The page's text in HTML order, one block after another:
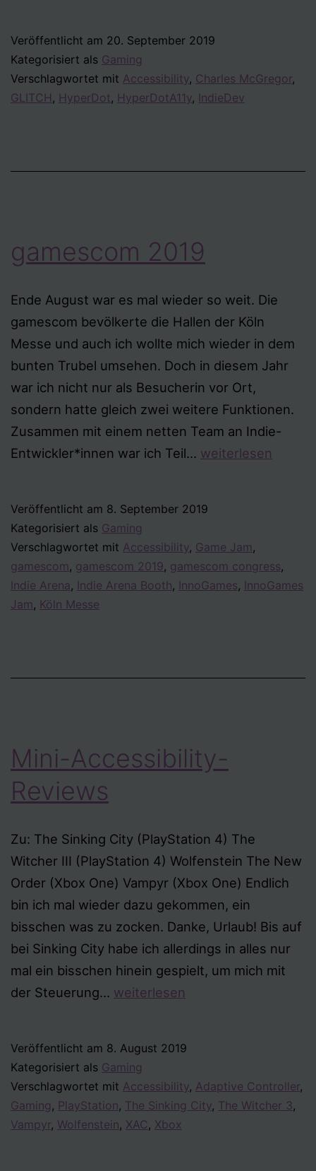
Veröffentlicht am 20. September 2019
Kategorisiert als Gaming
Verschlagwortet mit Accessibility, Charles McGregor,
GLITCH, HyperDot, HyperDotA11y, IndieDev
gamescom 2019
Ende August war es mal wieder so weit. Die
gamescom bevölkerte die Hallen der Köln
Messe und auch ich wollte mich wieder in dem
bunten Trubel umsehen. Doch in diesem Jahr
war ich nicht nur als Besucherin vor Ort,
sondern hatte gleich zwei weitere Funktionen.
Zusammen mit einem netten Team an Indie-
Entwickler*innen war ich Teil… gamescom
weiterlesen
Veröffentlicht am 8. September 2019
Kategorisiert als Gaming
Verschlagwortet mit Accessibility, Game Jam,
gamescom, gamescom 2019, gamescom congress,
Indie Arena, Indie Arena Booth, InnoGames, InnoGames
Jam, Köln Messe
Mini-Accessibility-
Reviews
Zu: The Sinking City (PlayStation 4) The
Witcher III (PlayStation 4) Wolfenstein The New
Order (Xbox One) Vampyr (Xbox One) Endlich
bin ich mal wieder dazu gekommen, ein
bisschen was zu zocken. Danke, Urlaub! Bis auf
bei Sinking City habe ich allerdings in alles nur
mal ein bisschen hinein gespielt, um mich mit
der Steuerung… Mini-
weiterlesen
Veröffentlicht am 8. August 2019
Kategorisiert als Gaming
Verschlagwortet mit Accessibility, Adaptive Controller,
Gaming, PlayStation, The Sinking City, The Witcher 3,
Vampyr, Wolfenstein, XAC, Xbox